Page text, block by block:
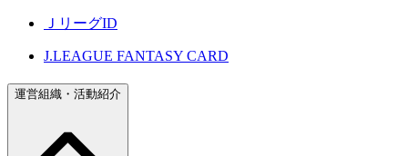
ＪリーグID
J.LEAGUE FANTASY CARD
運営組織・活動紹介